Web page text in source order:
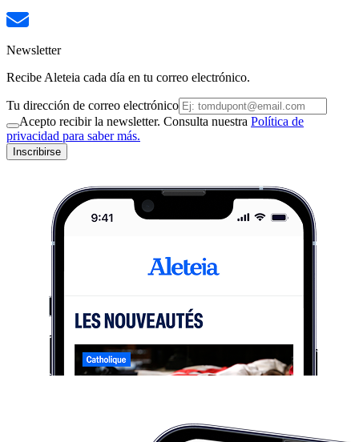
Newsletter
Recibe Aleteia cada día en tu correo electrónico.
Tu dirección de correo electrónico
Acepto recibir la newsletter. Consulta nuestra Política de
privacidad para saber más.
Inscribirse